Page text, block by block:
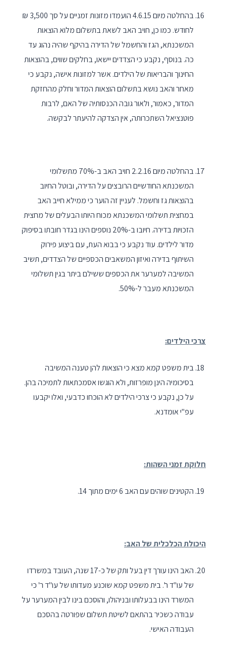
בהחלטה מיום 4.6.15 הועמדו מזונות זמניים על סך 3,500 ₪
לחודש. כמו כן, חויב האב לשאת בתשלום מלוא הוצאות
המשכנתא, הגז והחשמל של הדירה בהיקף שהיה נהוג עד
כה. בנוסף, נקבע כי הצדדים יישאו, בחלקים שווים, בהוצאות
החינוך והבריאות של הילדים. אשר למזונות אישה, נקבע כי
מאחר והאב נושא בתשלום הוצאות המדור וחלק מהחזקת
המדור, כאמור, ולאור גובה הכנסותיה של האם, לרבות
פוטנציאל השתכרותה, אין הצדקה להיעתר לבקשה.
בהחלטה מיום 2.2.16 חויב האב ב-70% מתשלומי
המשכנתא החודשיים הרובצים על הדירה, ובוטל החיוב
בהוצאות גז וחשמל. לעניין זה הוער כי ממילא חייב האב
במחצית תשלומי המשכנתא מכוח היותו הבעלים של מחצית
הזכויות בדירה. חיובו ב-20% נוספים הינו בגדר חובתו בסיפוק
מדור לילדים. עוד נקבע כי בבוא העת, עם ביצוע פירוק
השיתוף בדירה ואיזון המשאבים הכספיים של הצדדים, תשיב
המשיבה למערער את הכספים ששילם ביתר בגין תשלומי
המשכנתא מעבר ל-50%.
צרכי הילדים:
בית משפט קמא מצא כי הוצאות להן טענה המשיבה
בסיכומיה הינן מופרזות, ולא הוגשו אסמכתאות לתמיכה בהן.
על כן, נקבע כי צרכי הילדים לא הוכחו כדבעי, ואלו יקבעו
עפ"י אומדנא.
חלוקת זמני השהות:
הקטינים שוהים עם האב 6 ימים מתוך 14.
היכולת הכלכלית של האב:
האב הינו עורך דין בעל ותק של כ-17 שנה, העובד במשרדו
של עו"ד ר'. בית משפט קמא שוכנע מעדותו של עו"ד ר' כי
המשרד הינו בבעלותו ובניהולו, והוסכם בינו לבין המערער על
עבודה כשכיר בהתאם לשיטת תשלום שפורטה בהסכם
העבודה האישי.